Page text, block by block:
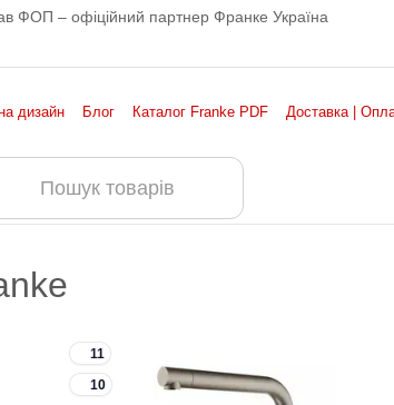
ФОП – офіційний партнер Франке Україна
дизайн Блог Каталог Franke PDF Доставка |
11
10